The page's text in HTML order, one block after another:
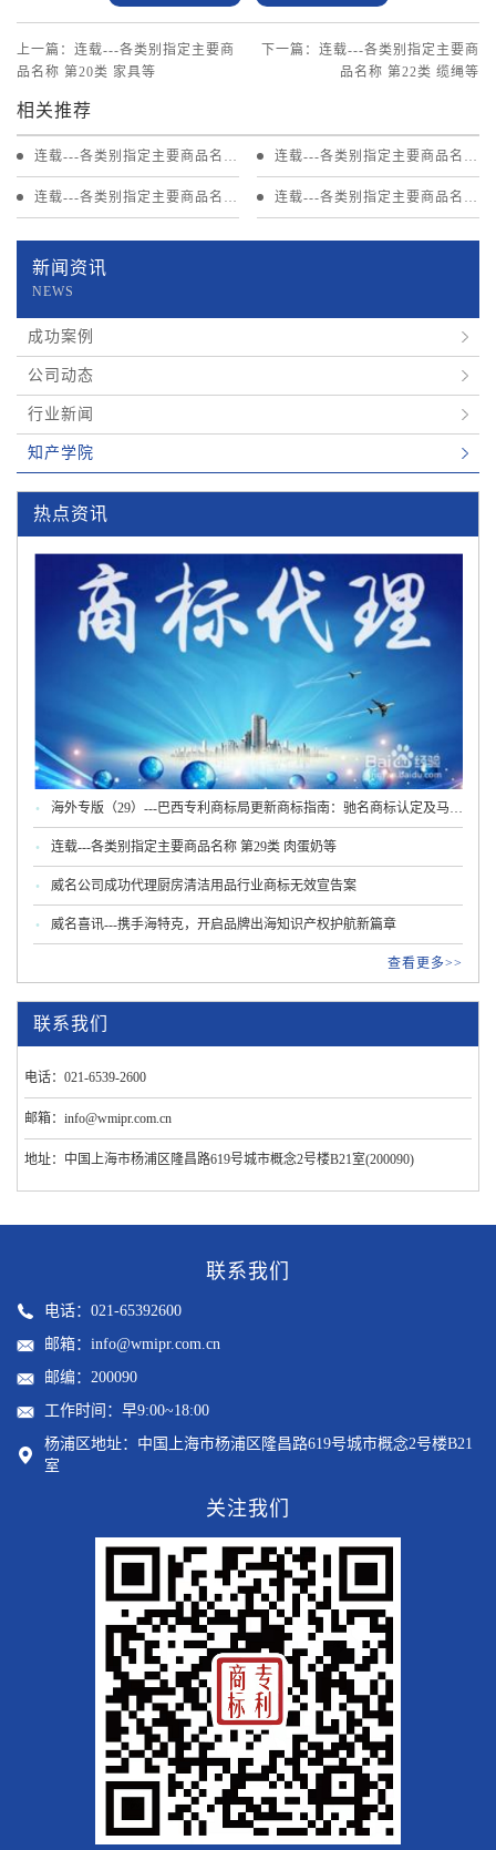
上一篇：连载---各类别指定主要商
品名称 第20类 家具等
下一篇：连载---各类别指定主要商
品名称 第22类 缆绳等
相关推荐
连载---各类别指定主要商品名称
第20类 家具等
连载---各类别指定主要商品名称
第19类 建筑材料等
连载---各类别指定主要商品名称 连载---各类别指定主要商品名称
新闻资讯
NEWS
成功案例
公司动态
行业新闻
知产学院
热点资讯
海外专版（29）---巴西专利商标局更新商标指南：驰名商标认定及马德
里程序新规
连载---各类别指定主要商品名称 第29类 肉蛋奶等
威名公司成功代理厨房清洁用品行业商标无效宣告案
威名喜讯---携手海特克，开启品牌出海知识产权护航新篇章
查看更多>>
联系我们
电话：021-6539-2600
邮箱：info@wmipr.com.cn
地址：中国上海市杨浦区隆昌路619号城市概念2号楼B21室(200090)
联系我们
电话：021-65392600
邮箱：info@wmipr.com.cn
邮编：200090
工作时间：早9:00~18:00
杨浦区地址：中国上海市杨浦区隆昌路619号城市概念2号楼B21
室
关注我们